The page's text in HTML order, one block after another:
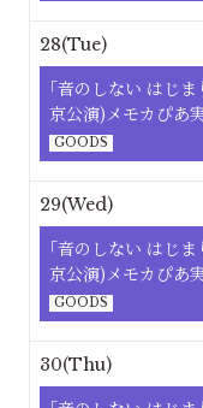
28(Tue)
｢⾳のしない はじ
京公演)メモカぴあ
GOODS
29(Wed)
｢⾳のしない はじ
京公演)メモカぴあ
GOODS
30(Thu)